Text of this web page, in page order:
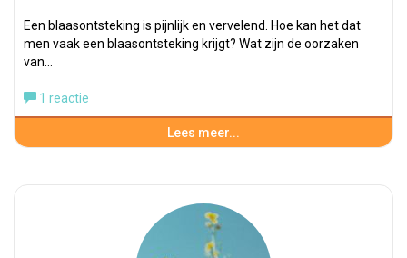
Een blaasontsteking is pijnlijk en vervelend. Hoe kan het dat
men vaak een blaasontsteking krijgt? Wat zijn de oorzaken
van…
1 reactie
Lees meer...